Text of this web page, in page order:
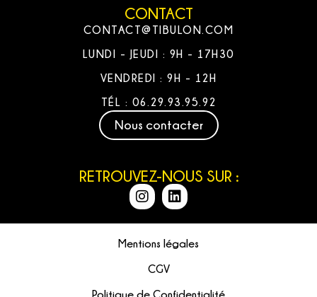
CONTACT
CONTACT@TIBULON.COM
LUNDI - JEUDI : 9H - 17H30
VENDREDI : 9H - 12H
TÉL : 06.29.93.95.92
Nous contacter
RETROUVEZ-NOUS SUR :
Mentions légales
CGV
Politique de Confidentialité